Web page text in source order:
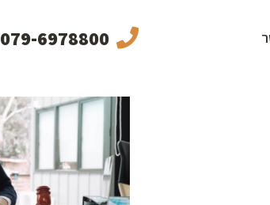
079-6978800